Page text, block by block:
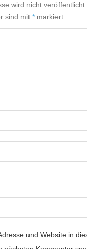
wird nicht veröffentlicht.
sind mit * markiert
und Website in